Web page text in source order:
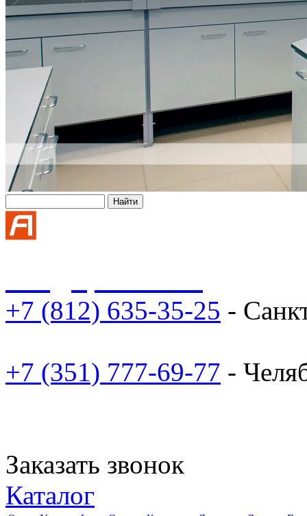
+7 (812) 635-35-25 -
+7 (351) 777-69-77 -
Заказать звонок
Каталог